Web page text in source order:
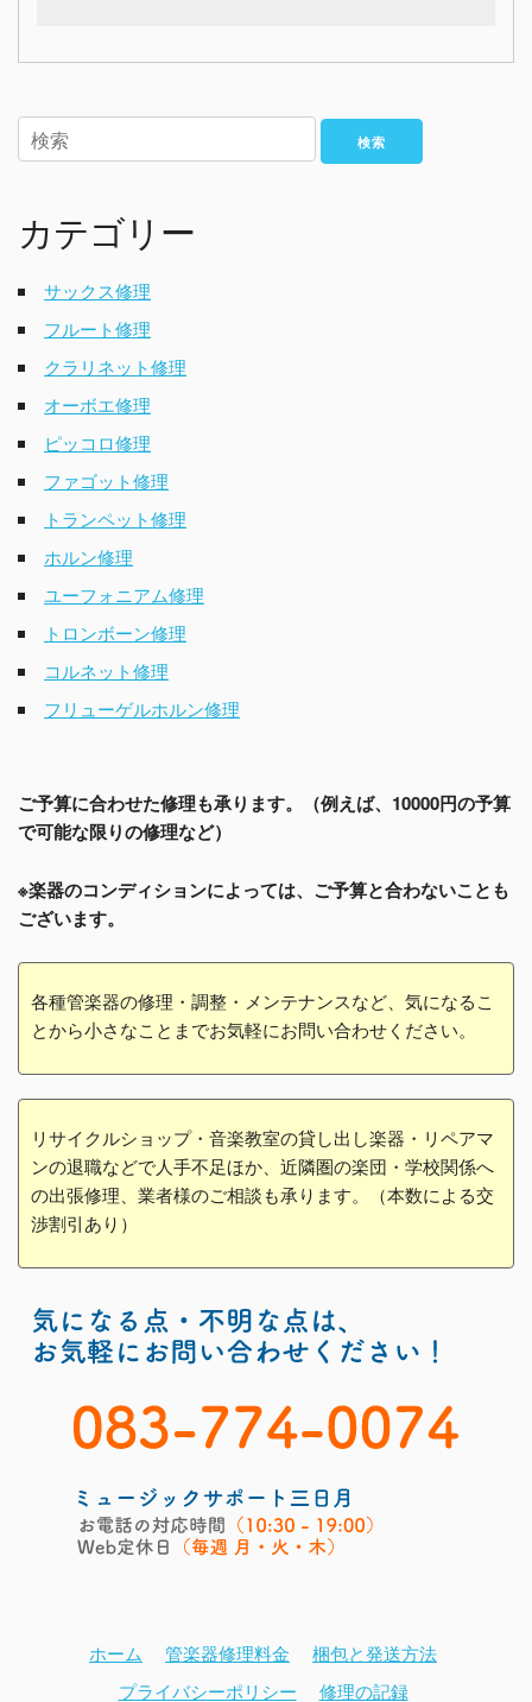
検索
カテゴリー
サックス修理
フルート修理
クラリネット修理
オーボエ修理
ピッコロ修理
ファゴット修理
トランペット修理
ホルン修理
ユーフォニアム修理
トロンボーン修理
コルネット修理
フリューゲルホルン修理
ご予算に合わせた修理も承ります。（例えば、10000円の予算
で可能な限りの修理など）
※楽器のコンディションによっては、ご予算と合わないことも
ございます。
各種管楽器の修理・調整・メンテナンスなど、気になるこ
とから小さなことまでお気軽にお問い合わせください。
リサイクルショップ・音楽教室の貸し出し楽器・リペアマ
ンの退職などで人手不足ほか、近隣圏の楽団・学校関係へ
の出張修理、業者様のご相談も承ります。（本数による交
渉割引あり）
ホーム 管楽器修理料金
梱包と発送方法
プライバシーポリシー
修理の記録